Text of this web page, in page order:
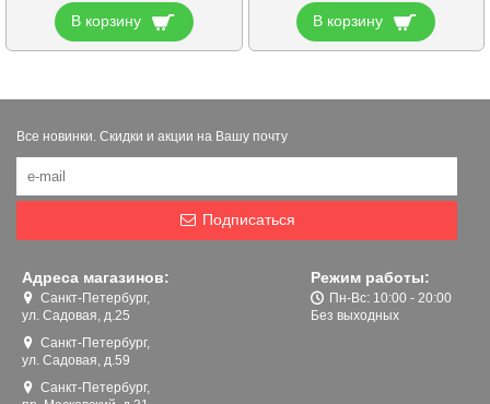
В корзину В корзину
Все новинки. Скидки и акции на Вашу почту
Подписаться
Адреса магазинов:
Санкт-Петербург,
ул. Садовая, д.25
Санкт-Петербург,
ул. Садовая, д.59
Санкт-Петербург,
Режим работы:
Пн-Вс: 10:00 - 20:00
Без выходных